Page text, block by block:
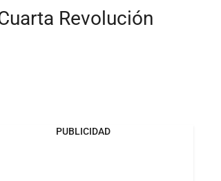
Revolución
PUBLICIDAD